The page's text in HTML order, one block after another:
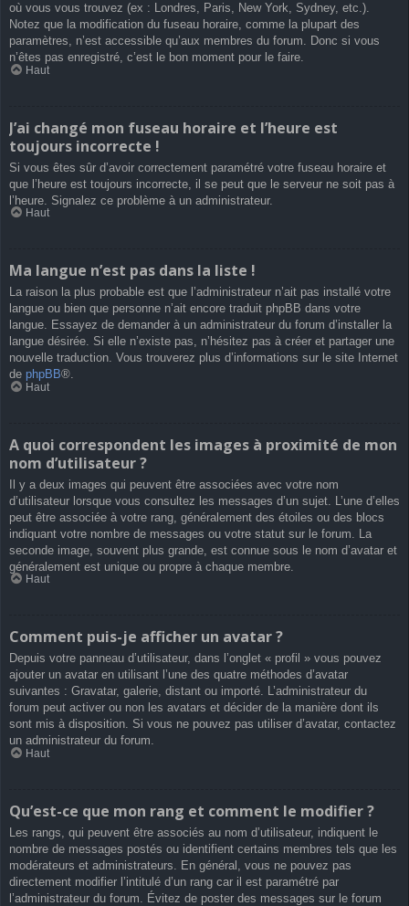
où vous vous trouvez (ex : Londres, Paris, New York, Sydney, etc.).
Notez que la modification du fuseau horaire, comme la plupart des
paramètres, n’est accessible qu’aux membres du forum. Donc si vous
n’êtes pas enregistré, c’est le bon moment pour le faire.
Haut
J’ai changé mon fuseau horaire et l’heure est
toujours incorrecte !
Si vous êtes sûr d’avoir correctement paramétré votre fuseau horaire et
que l’heure est toujours incorrecte, il se peut que le serveur ne soit pas à
l’heure. Signalez ce problème à un administrateur.
Haut
Ma langue n’est pas dans la liste !
La raison la plus probable est que l’administrateur n’ait pas installé votre
langue ou bien que personne n’ait encore traduit phpBB dans votre
langue. Essayez de demander à un administrateur du forum d’installer la
langue désirée. Si elle n’existe pas, n’hésitez pas à créer et partager une
nouvelle traduction. Vous trouverez plus d’informations sur le site Internet
de phpBB®.
Haut
A quoi correspondent les images à proximité de mon
nom d’utilisateur ?
Il y a deux images qui peuvent être associées avec votre nom
d’utilisateur lorsque vous consultez les messages d’un sujet. L’une d’elles
peut être associée à votre rang, généralement des étoiles ou des blocs
indiquant votre nombre de messages ou votre statut sur le forum. La
seconde image, souvent plus grande, est connue sous le nom d’avatar et
généralement est unique ou propre à chaque membre.
Haut
Comment puis-je afficher un avatar ?
Depuis votre panneau d’utilisateur, dans l’onglet « profil » vous pouvez
ajouter un avatar en utilisant l’une des quatre méthodes d’avatar
suivantes : Gravatar, galerie, distant ou importé. L’administrateur du
forum peut activer ou non les avatars et décider de la manière dont ils
sont mis à disposition. Si vous ne pouvez pas utiliser d’avatar, contactez
un administrateur du forum.
Haut
Qu’est-ce que mon rang et comment le modifier ?
Les rangs, qui peuvent être associés au nom d’utilisateur, indiquent le
nombre de messages postés ou identifient certains membres tels que les
modérateurs et administrateurs. En général, vous ne pouvez pas
directement modifier l’intitulé d’un rang car il est paramétré par
l’administrateur du forum. Évitez de poster des messages sur le forum